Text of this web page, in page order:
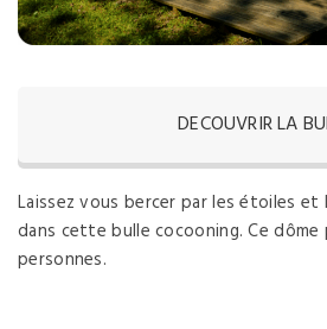
DECOUVRIR LA
Laissez vous bercer par les étoiles et
dans cette bulle cocooning. Ce dôme
personnes.